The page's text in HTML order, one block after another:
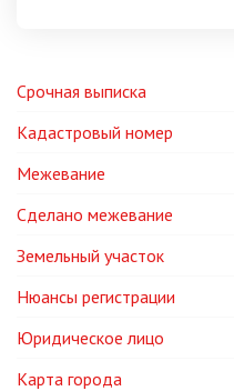
Срочная выписка
Кадастровый номер
Межевание
Сделано межевание
Земельный участок
Нюансы регистрации
Юридическое лицо
Карта города